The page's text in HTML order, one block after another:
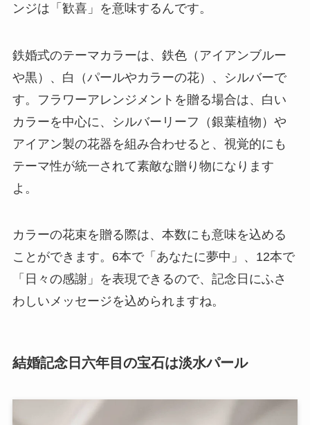
ンジは「歓喜」を意味するんです。
鉄婚式のテーマカラーは、鉄色（アイアンブルー
や黒）、白（パールやカラーの花）、シルバーで
す。フラワーアレンジメントを贈る場合は、白い
カラーを中心に、シルバーリーフ（銀葉植物）や
アイアン製の花器を組み合わせると、視覚的にも
テーマ性が統一されて素敵な贈り物になります
よ。
カラーの花束を贈る際は、本数にも意味を込める
ことができます。6本で「あなたに夢中」、12本で
「日々の感謝」を表現できるので、記念日にふさ
わしいメッセージを込められますね。
結婚記念日六年目の宝石は淡水パール